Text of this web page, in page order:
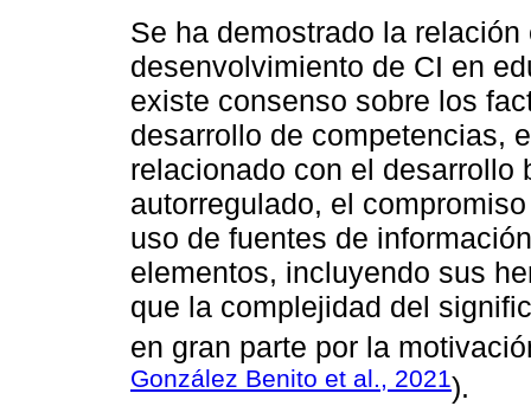
Se ha demostrado la
desenvolvimiento de CI en
existe consenso sobre los
desarrollo de competencias,
relacionado con el desarrollo
autorregulado, el
uso de fuentes de
elementos, incluyendo sus
que la complejidad del
en gran parte por la
González Benito et al., 2021).